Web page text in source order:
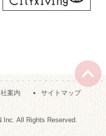
案内 サイトマップ
Inc. All Rights Reserved.